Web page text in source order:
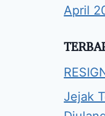
April
Jejak